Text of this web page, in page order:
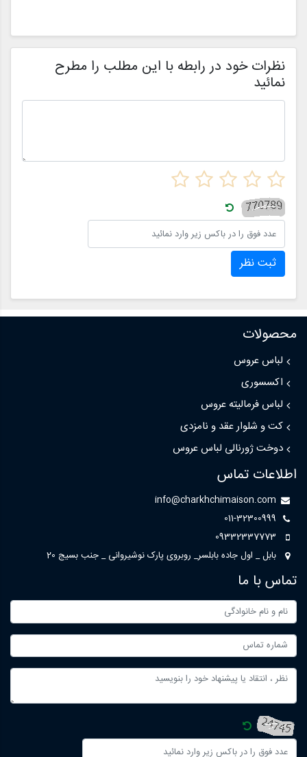
نظرات خود در رابطه با این مطلب را مطرح
نمائید
ثبت نظر
محصولات
لباس عروس
اکسسوری
لباس فرمالیته عروس
کت و شلوار عقد و نامزدی
دوخت ژورنالی لباس عروس
اطلاعات تماس
info@charkhchimaison.com
011-32300999
09332337773
بابل _ اول جاده بابلسر_ روبروی پارک نوشیروانی _ جنب بسیج 20
تماس با ما